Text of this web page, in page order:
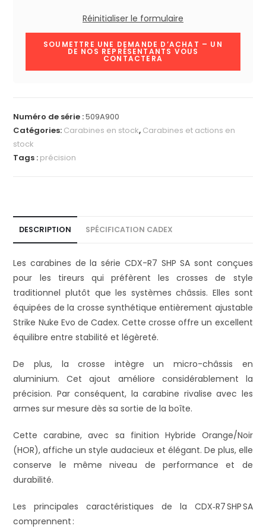
Réinitialiser le formulaire
SOUMETTRE UNE DEMANDE D’ACHAT – UN
DE NOS REPRÉSENTANTS VOUS
CONTACTERA
Numéro de série :509A900
Catégories: Carabines en stock, Carabines et actions en
stock
Tags : précision
DESCRIPTION SPÉCIFICATION CADEX
Les carabines de la série CDX-R7 SHP SA sont conçues
pour les tireurs qui préfèrent les crosses de style
traditionnel plutôt que les systèmes châssis. Elles sont
équipées de la crosse synthétique entièrement ajustable
Strike Nuke Evo de Cadex. Cette crosse offre un excellent
équilibre entre stabilité et légèreté.
De plus, la crosse intègre un micro-châssis en
aluminium. Cet ajout améliore considérablement la
précision. Par conséquent, la carabine rivalise avec les
armes sur mesure dès sa sortie de la boîte.
Cette carabine, avec sa finition Hybride Orange/Noir
(HOR), affiche un style audacieux et élégant. De plus, elle
conserve le même niveau de performance et de
durabilité.
Les principales caractéristiques de la CDX‑R7 SHP SA
comprennent :